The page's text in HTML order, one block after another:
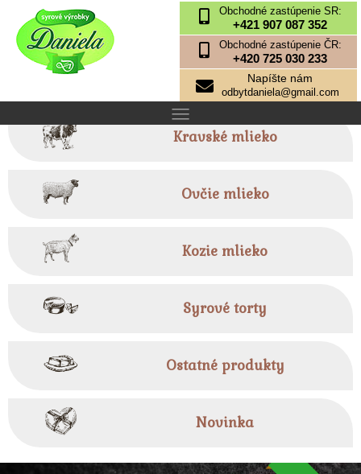
Obchodné zastúpenie SR:
+421 907 087 352
Obchodné zastúpenie ČR:
+420 725 030 233
Napíšte nám
odbytdaniela@gmail.com
Kravské mlieko
Ovčie mlieko
Kozie mlieko
Syrové torty
Ostatné produkty
Novinka